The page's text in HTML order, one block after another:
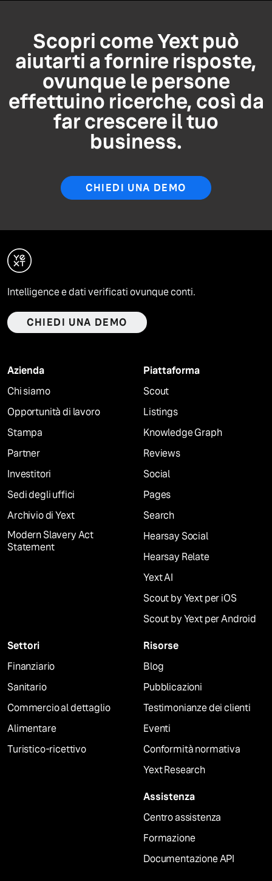
Scopri come Yext può
aiutarti a fornire risposte,
ovunque le persone
effettuino ricerche, così da
far crescere il tuo
business.
CHIEDI UNA DEMO
Intelligence e dati verificati ovunque conti.
CHIEDI UNA DEMO
Azienda
Chi siamo
Opportunità di lavoro
Stampa
Partner
Investitori
Sedi degli uffici
Archivio di Yext
Modern Slavery Act
Statement
Piattaforma
Scout
Listings
Knowledge Graph
Reviews
Social
Pages
Search
Hearsay Social
Hearsay Relate
Yext AI
Scout by Yext per iOS
Scout by Yext per Android
Settori
Finanziario
Sanitario
Commercio al dettaglio
Alimentare
Turistico-ricettivo
Risorse
Blog
Pubblicazioni
Testimonianze dei clienti
Eventi
Conformità normativa
Yext Research
Assistenza
Centro assistenza
Formazione
Documentazione API